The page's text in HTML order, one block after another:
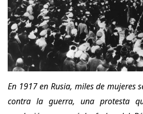
En 1917 en Rusia, miles de mujeres
contra la guerra, una protesta